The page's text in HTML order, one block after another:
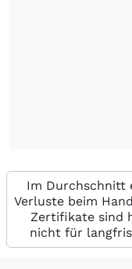
Im Durchschnitt
Verluste beim
Zertifikate sind
nicht für